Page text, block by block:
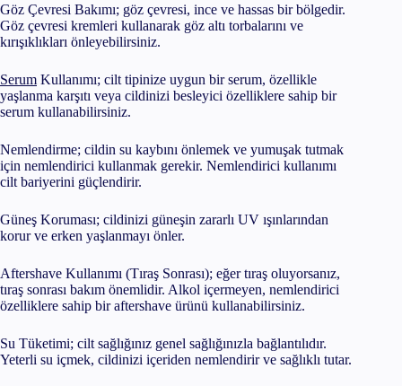
Göz Çevresi Bakımı; göz çevresi, ince ve hassas bir bölgedir.
Göz çevresi kremleri kullanarak göz altı torbalarını ve
kırışıklıkları önleyebilirsiniz.
Serum Kullanımı; cilt tipinize uygun bir serum, özellikle
yaşlanma karşıtı veya cildinizi besleyici özelliklere sahip bir
serum kullanabilirsiniz.
Nemlendirme; cildin su kaybını önlemek ve yumuşak tutmak
için nemlendirici kullanmak gerekir. Nemlendirici kullanımı
cilt bariyerini güçlendirir.
Güneş Koruması; cildinizi güneşin zararlı UV ışınlarından
korur ve erken yaşlanmayı önler.
Aftershave Kullanımı (Tıraş Sonrası); eğer tıraş oluyorsanız,
tıraş sonrası bakım önemlidir. Alkol içermeyen, nemlendirici
özelliklere sahip bir aftershave ürünü kullanabilirsiniz.
Su Tüketimi; cilt sağlığınız genel sağlığınızla bağlantılıdır.
Yeterli su içmek, cildinizi içeriden nemlendirir ve sağlıklı tutar.